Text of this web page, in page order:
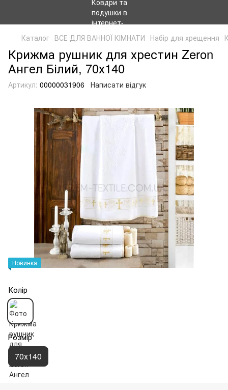
Каталог ВСЕ ДЛЯ ВАННОЇ КІМНАТИ Набір для хрещення
Крижма рушник для хрестин Zeron
Ангел Білий, 70х140
Артикул: 00000031906 Написати відгук
Новинка
Колір
Розмір
70х140